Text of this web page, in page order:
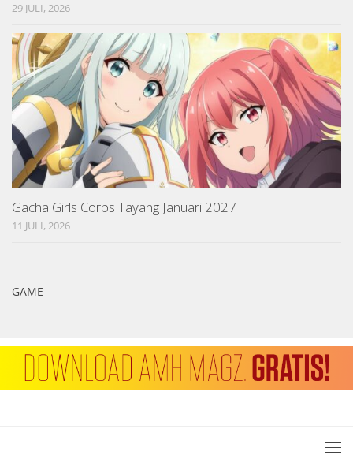
29 JULI, 2026
Gacha Girls Corps Tayang Januari 2027
11 JULI, 2026
GAME